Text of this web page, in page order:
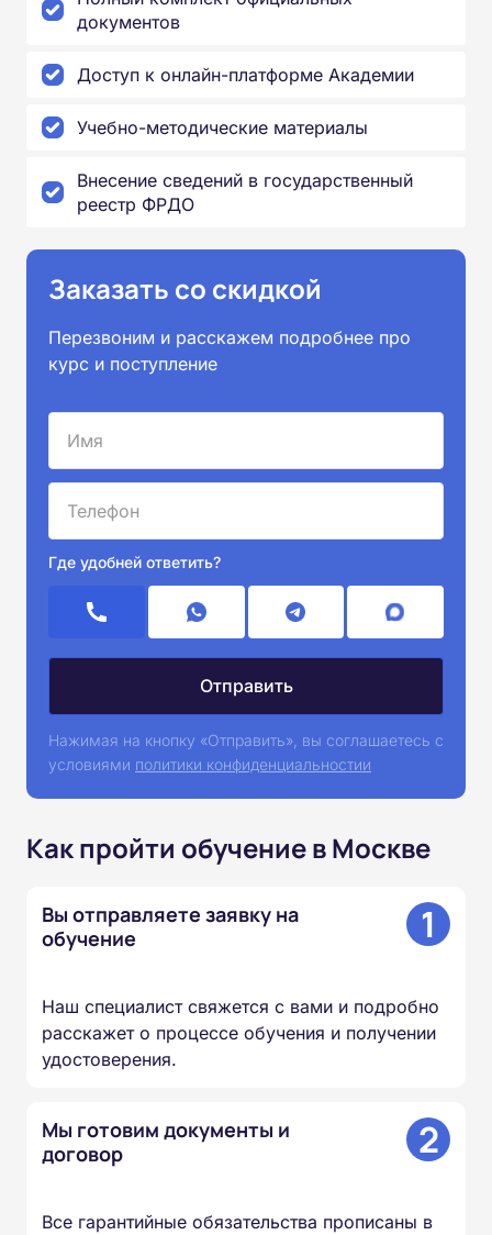
документов
Доступ к онлайн-платформе Академии
Учебно-методические материалы
Внесение сведений в государственный
реестр ФРДО
Заказать со скидкой
Перезвоним и расскажем подробнее про
курс и поступление
Где удобней ответить?
Нажимая на кнопку «Отправить», вы соглашаетесь с
условиями политики конфиденциальностии
Как пройти обучение в Москве
Вы отправляете заявку на
обучение
1
Наш специалист свяжется с вами и подробно
расскажет о процессе обучения и получении
удостоверения.
Мы готовим документы и
договор
2
Все гарантийные обязательства прописаны в